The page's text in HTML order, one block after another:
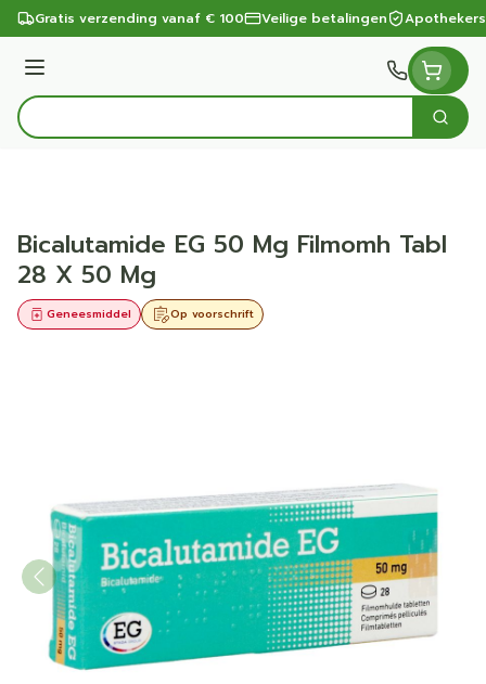
Ga naar de inhoud
Gratis verzending vanaf € 100 Veilige betalingen
Menu
Product, merk, categorie...
Zoek
Bicalutamide EG 50 Mg Filmomh Tabl
28 X 50 Mg
Op voorschrift
Geneesmiddel